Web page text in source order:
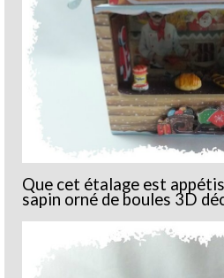
Que cet étalage est
sapin orné de boules 3D